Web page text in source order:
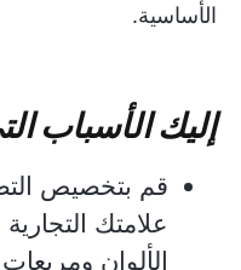
الأساسية.
إليك الأسباب
قم بتخصيص
علامتك
الألوان